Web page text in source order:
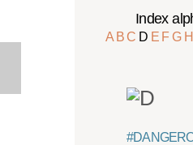
Index
A BC D E FG H